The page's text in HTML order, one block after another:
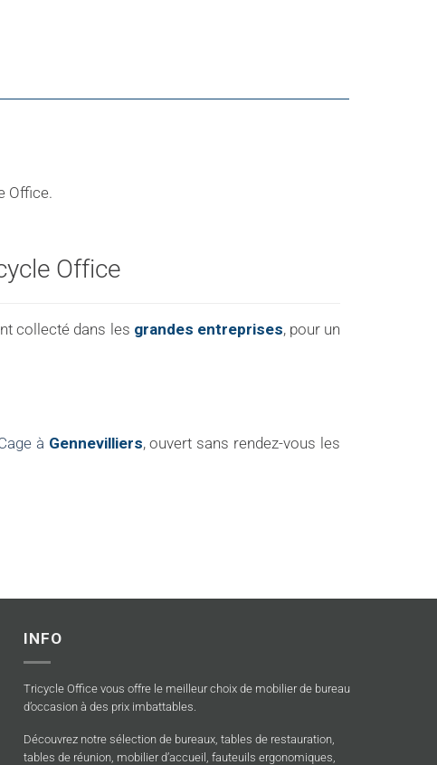
Office.
Office
collecté dans les grandes entreprises, pour un
à Gennevilliers, ouvert sans rendez-vous les
INFO
Tricycle Office vous offre le meilleur choix de mobilier de bureau
d’occasion à des prix imbattables.
Découvrez notre sélection de bureaux, tables de restauration,
tables de réunion, mobilier d’accueil, fauteuils ergonomiques,